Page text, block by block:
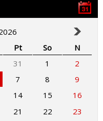
Pt So
N
31 1
2
7 8
9
14 15
16
21 22
23